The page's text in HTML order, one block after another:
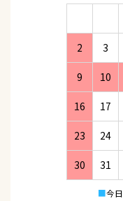
2 3
9 10
16 17
23 24
30 31
■今日